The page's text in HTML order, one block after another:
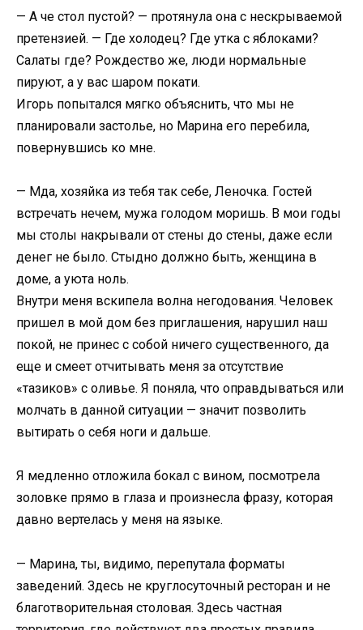
— А че стол пустой? — протянула она с нескрываемой
претензией. — Где холодец? Где утка с яблоками?
Салаты где? Рождество же, люди нормальные
пируют, а у вас шаром покати.
Игорь попытался мягко объяснить, что мы не
планировали застолье, но Марина его перебила,
повернувшись ко мне.
— Мда, хозяйка из тебя так себе, Леночка. Гостей
встречать нечем, мужа голодом моришь. В мои годы
мы столы накрывали от стены до стены, даже если
денег не было. Стыдно должно быть, женщина в
доме, а уюта ноль.
Внутри меня вскипела волна негодования. Человек
пришел в мой дом без приглашения, нарушил наш
покой, не принес с собой ничего существенного, да
еще и смеет отчитывать меня за отсутствие
«тазиков» с оливье. Я поняла, что оправдываться или
молчать в данной ситуации — значит позволить
вытирать о себя ноги и дальше.
Я медленно отложила бокал с вином, посмотрела
золовке прямо в глаза и произнесла фразу, которая
давно вертелась у меня на языке.
— Марина, ты, видимо, перепутала форматы
заведений. Здесь не круглосуточный ресторан и не
благотворительная столовая. Здесь частная